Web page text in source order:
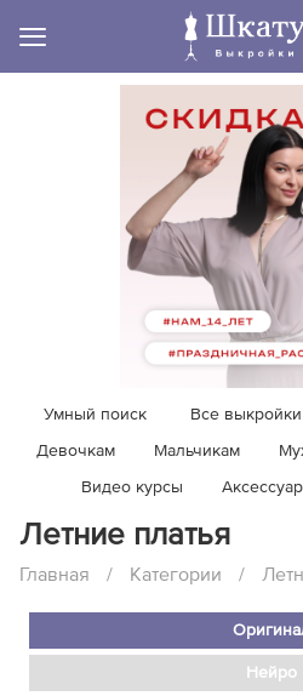
Умный поиск Все выкройки
Девочкам Мальчикам
Видео курсы
Летние платья
Главная / Категории /
Нейро